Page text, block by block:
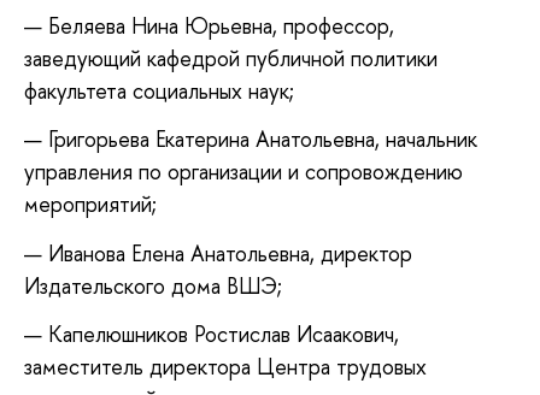
Беляева Нина Юрьевна, профессор,
заведующий кафедрой публичной политики
факультета социальных наук;
Григорьева Екатерина Анатольевна, начальник
управления по организации и сопровождению
мероприятий;
Иванова Елена Анатольевна, директор
Издательского дома ВШЭ;
Капелюшников Ростислав Исаакович,
заместитель директора Центра трудовых